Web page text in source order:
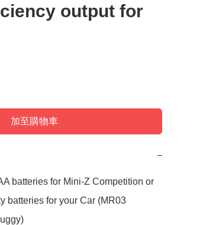
output for
加至購物車
−
batteries for Mini-Z Competition or
batteries for your Car (MR03